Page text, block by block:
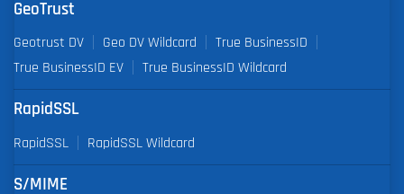
GeoTrust
Geotrust DV Geo DV Wildcard
True BusinessID
True BusinessID EV
True BusinessID Wildcard
RapidSSL
RapidSSL RapidSSL Wildcard
S/MIME